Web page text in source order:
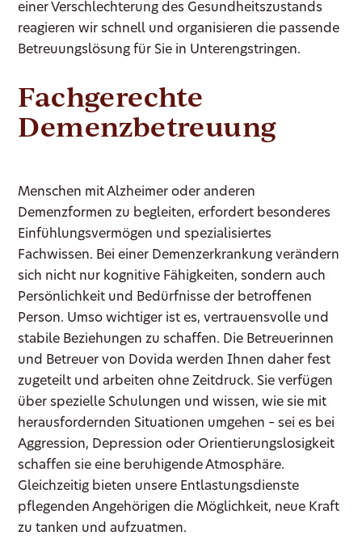
einer Verschlechterung des Gesundheitszustands
reagieren wir schnell und organisieren die passende
Betreuungslösung für Sie in Unterengstringen.
Fachgerechte
Demenzbetreuung
Menschen mit Alzheimer oder anderen
Demenzformen zu begleiten, erfordert besonderes
Einfühlungsvermögen und spezialisiertes
Fachwissen. Bei einer Demenzerkrankung verändern
sich nicht nur kognitive Fähigkeiten, sondern auch
Persönlichkeit und Bedürfnisse der betroffenen
Person. Umso wichtiger ist es, vertrauensvolle und
stabile Beziehungen zu schaffen. Die Betreuerinnen
und Betreuer von Dovida werden Ihnen daher fest
zugeteilt und arbeiten ohne Zeitdruck. Sie verfügen
über spezielle Schulungen und wissen, wie sie mit
herausfordernden Situationen umgehen – sei es bei
Aggression, Depression oder Orientierungslosigkeit
schaffen sie eine beruhigende Atmosphäre.
Gleichzeitig bieten unsere Entlastungsdienste
pflegenden Angehörigen die Möglichkeit, neue Kraft
zu tanken und aufzuatmen.